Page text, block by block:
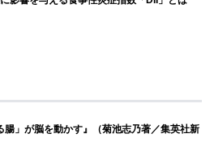
腸」が脳を動かす』（菊池志乃著／集英社新